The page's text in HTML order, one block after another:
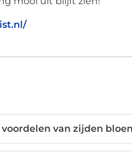
van zijden